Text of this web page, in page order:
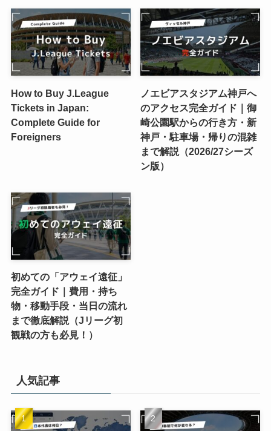
How to Buy J.League
Tickets in Japan:
Complete Guide for
Foreigners
ノエビアスタジアム神戸へ
のアクセス完全ガイド｜御
崎公園駅からの行き方・新
神戸・駐車場・帰りの混雑
まで解説（2026/27シーズ
ン版）
初めての「アウェイ遠征」
完全ガイド｜費用・持ち
物・移動手段・当日の流れ
まで徹底解説（Jリーグ初
観戦の方も必見！）
人気記事